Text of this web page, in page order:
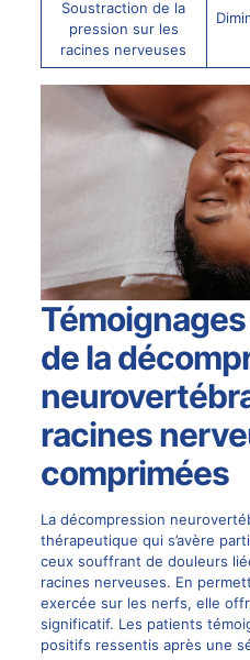
Soustraction de la
pression sur les
racines nerveuses
de la
racines
comprimées
La décompression
thérapeutique qui s’avère
ceux souffrant de douleurs
racines nerveuses. En
exercée sur les nerfs, elle
significatif. Les patients
positifs ressentis après une